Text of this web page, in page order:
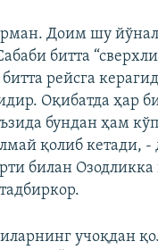
Доим шу
битта
рейсга
Оқибатда ҳар
бундан ҳам
қолиб кетади,
билан Озодликка
учоқдан